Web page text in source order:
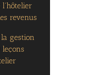
l'hôtelier
revenus
gestion